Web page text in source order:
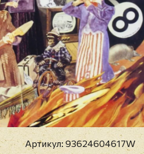
Артикул: 93624604617W